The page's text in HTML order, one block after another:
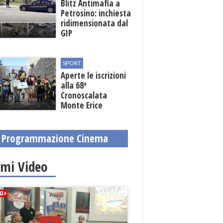
Blitz Antimafia a
Petrosino: inchiesta
ridimensionata dal
GIP
SPORT
Aperte le iscrizioni
alla 68ª
Cronoscalata
Monte Erice
Programmazione Cinema
Video